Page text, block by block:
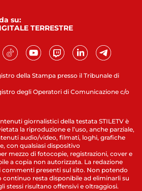
della Stampa presso il Tribunale di
degli Operatori di Comunicazione c/o
su:
TERRESTRE
giornalistici della testata STILETV è
la riproduzione e l’uso, anche parziale,
audio/video, filmati, loghi, grafiche
con qualsiasi dispositivo
mezzo di fotocopie, registrazioni, cover e
a copia non autorizzata. La redazione
commenti presenti sul sito. Non potendo
resta disponibile ad eliminarli su
stessi risultano offensivi e oltraggiosi.